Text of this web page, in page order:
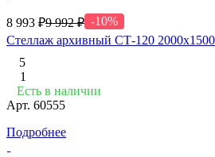
8 993 ₽9 992 ₽ -10%
Стеллаж архивный СТ-120
5
1
Есть в наличии
Арт. 60555
Подробнее